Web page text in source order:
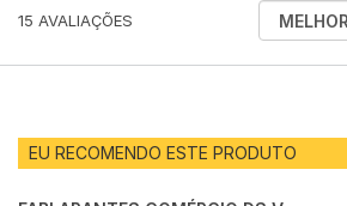
15 AVALIAÇÕES
ORDENAR
AVALIAÇÕES
EU RECOMENDO ESTE PRODUTO